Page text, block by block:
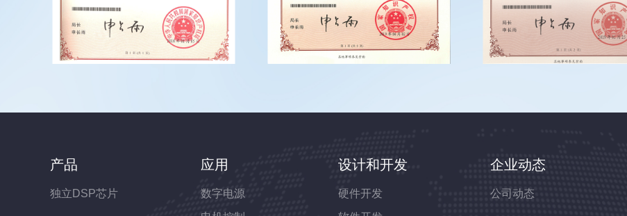
产品
独立DSP芯片
应用
数字电源
设计和开发
硬件开发
企业动态
公司动态